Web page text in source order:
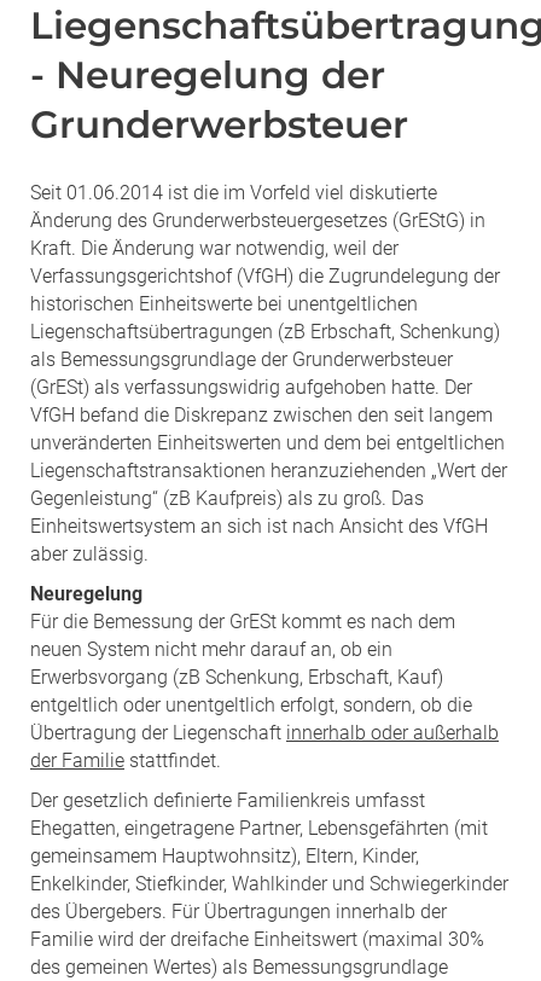
- Neuregelung der
Grunderwerbsteuer
Seit 01.06.2014 ist die im Vorfeld viel diskutierte
Änderung des Grunderwerbsteuergesetzes (GrEStG) in
Kraft. Die Änderung war notwendig, weil der
Verfassungsgerichtshof (VfGH) die Zugrundelegung der
historischen Einheitswerte bei unentgeltlichen
Liegenschaftsübertragungen (zB Erbschaft, Schenkung)
als Bemessungsgrundlage der Grunderwerbsteuer
(GrESt) als verfassungswidrig aufgehoben hatte. Der
VfGH befand die Diskrepanz zwischen den seit langem
unveränderten Einheitswerten und dem bei entgeltlichen
Liegenschaftstransaktionen heranzuziehenden „Wert der
Gegenleistung“ (zB Kaufpreis) als zu groß. Das
Einheitswertsystem an sich ist nach Ansicht des VfGH
aber zulässig.
Neuregelung
Für die Bemessung der GrESt kommt es nach dem
neuen System nicht mehr darauf an, ob ein
Erwerbsvorgang (zB Schenkung, Erbschaft, Kauf)
entgeltlich oder unentgeltlich erfolgt, sondern, ob die
Übertragung der Liegenschaft innerhalb oder außerhalb
der Familie stattfindet.
Der gesetzlich definierte Familienkreis umfasst
Ehegatten, eingetragene Partner, Lebensgefährten (mit
gemeinsamem Hauptwohnsitz), Eltern, Kinder,
Enkelkinder, Stiefkinder, Wahlkinder und Schwiegerkinder
des Übergebers. Für Übertragungen innerhalb der
Familie wird der dreifache Einheitswert (maximal 30%
des gemeinen Wertes) als Bemessungsgrundlage